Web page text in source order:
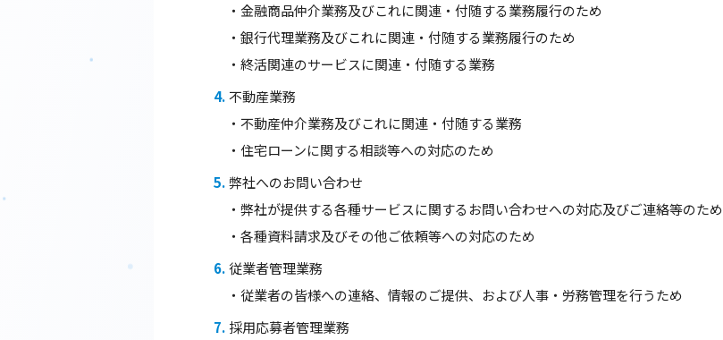
・金融商品仲介業務及びこれに関連・付随する業務履行のため
・銀行代理業務及びこれに関連・付随する業務履行のため
・終活関連のサービスに関連・付随する業務
不動産業務
・不動産仲介業務及びこれに関連・付随する業務
・住宅ローンに関する相談等への対応のため
弊社へのお問い合わせ
・弊社が提供する各種サービスに関するお問い合わせへの対応及びご連絡等のため
・各種資料請求及びその他ご依頼等への対応のため
従業者管理業務
・従業者の皆様への連絡、情報のご提供、および人事・労務管理を行うため
採用応募者管理業務